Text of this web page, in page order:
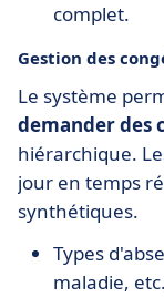
complet.
Gestion des
Le système
demander des
hiérarchique.
jour en temps
synthétiques.
Types
maladie,